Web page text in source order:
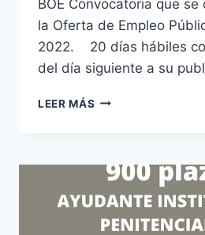
BOE Convocatoria que
la Oferta de Empleo
2022. 20 días hábiles
del día siguiente a su
LEER MÁS CONVOCATORIA
PENITENCIARIAS
1850
PLAZAS